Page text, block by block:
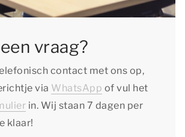
vraag?
contact met ons op,
via WhatsApp of vul het
in. Wij staan 7 dagen per
klaar!